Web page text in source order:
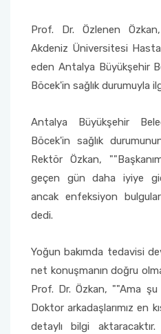
Prof. Dr. Özlenen
Akdeniz Üniversitesi
eden Antalya Büyükşehir
Böcek'in sağlık durumuyla
Antalya Büyükşehir
Böcek'in sağlık
Rektör Özkan,
geçen gün daha iyiye
ancak enfeksiyon
dedi.
Yoğun bakımda tedavisi
net konuşmanın doğru
Prof. Dr. Özkan, ""Ama
Doktor arkadaşlarımız en
detaylı bilgi